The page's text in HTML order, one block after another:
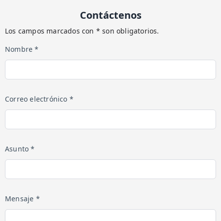
Contáctenos
Los campos marcados con * son obligatorios.
Nombre *
Correo electrónico *
Asunto *
Mensaje *